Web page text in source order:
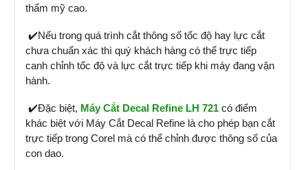
thẩm mỹ cao.
✔️Nếu trong quá trình cắt thông số tốc độ hay lực cắt
chưa chuẩn xác thì quý khách hàng có thể trực tiếp
canh chỉnh tốc độ và lực cắt trực tiếp khi máy đang vận
hành.
✔️Đặc biệt, Máy Cắt Decal Refine LH 721 có điểm
khác biệt với Máy Cắt Decal Refine là cho phép bạn cắt
trực tiếp trong Corel mà có thể chỉnh được thông số của
con dao.